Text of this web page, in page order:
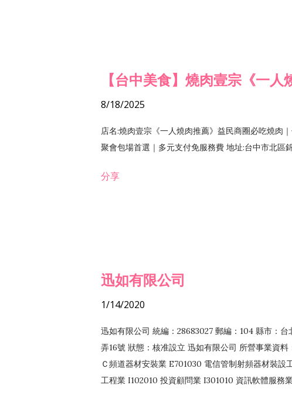
【台中美食】燒肉壹宗《一
8/18/2025
店名:燒肉壹宗《一人燒肉推薦》益民商圈必吃燒肉
聚會包場首選｜多元支付免服務費 地址:台中市北區
分享
迅如有限公司
1/14/2020
迅如有限公司 統編：28683027 郵編：104 縣市：
弄16號 狀態：核准設立 迅如有限公司 所營事業資
Ｃ頻道器材安裝業 E701030 電信管制射頻器材裝
工程業 I102010 投資顧問業 I301010 資訊軟體服務